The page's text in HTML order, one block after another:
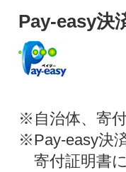
Pay-easy決
※自治体、寄
※Pay-easy決
寄付証明書